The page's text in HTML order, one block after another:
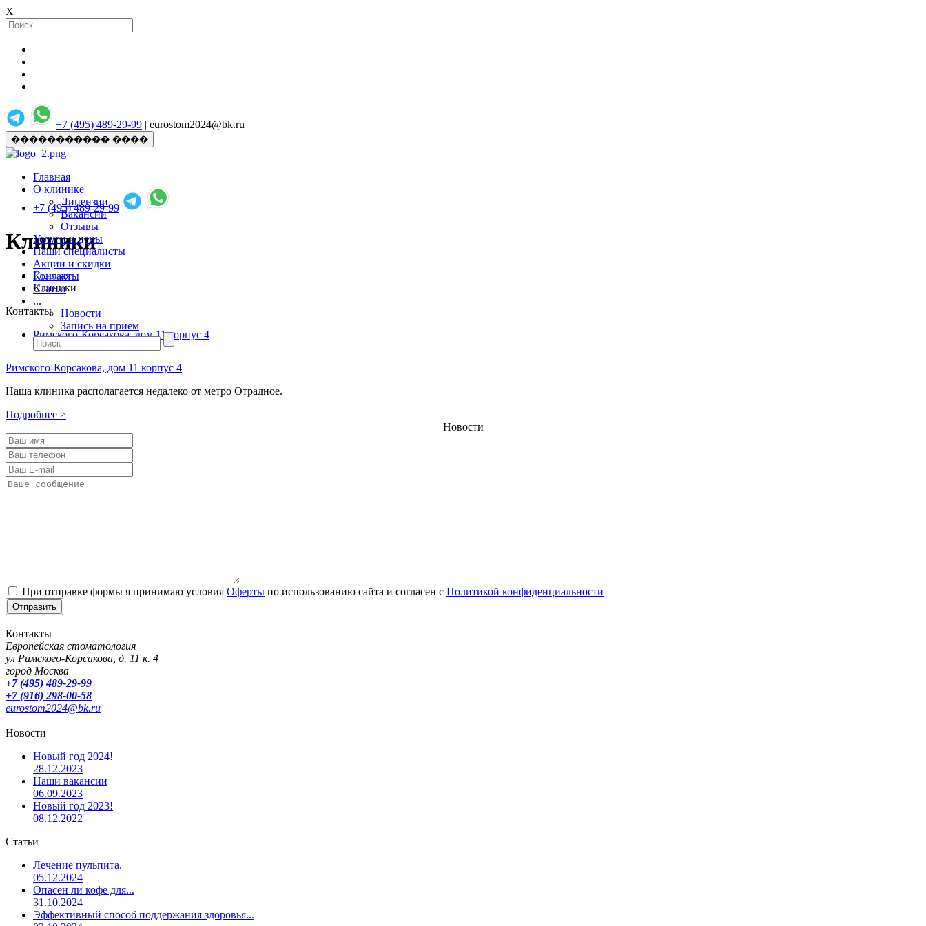
X
+7 (495) 489-29-99 | eurostom2024@bk.ru
����������� ����
Главная
О клинике
Лицензии
Вакансии
Отзывы
Услуги и цены
Наши специалисты
Акции и скидки
Контакты
Статьи
...
Новости
Запись на прием
+7 (495) 489-29-99
Клиники
Главная
Клиники
Контакты
Римского-Корсакова, дом 11 корпус 4
Римского-Корсакова, дом 11 корпус 4
Наша клиника располагается недалеко от метро Отрадное.
Подробнее >
Новости
При отправке формы я принимаю условия Оферты по использованию сайта и согласен с Политикой конфиденциальности
Контакты
Европейская стоматология
ул Римского-Корсакова, д. 11 к. 4
город Москва
+7 (495) 489-29-99
+7 (916) 298-00-58
eurostom2024@bk.ru
Новости
Новый год 2024!
28.12.2023
Наши вакансии
06.09.2023
Новый год 2023!
08.12.2022
Статьи
Лечение пульпита.
05.12.2024
Опасен ли кофе для...
31.10.2024
Эффективный способ поддержания здоровья...